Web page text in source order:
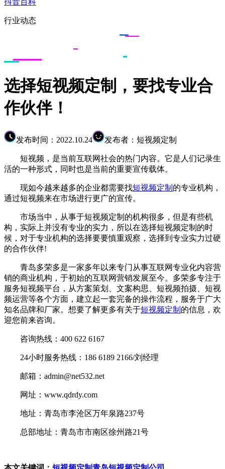
行业动态
选择短视频定制，要找专业合
作伙伴！
发布时间：2022.10.24 发布者：短视频定制
短视频，是当前互联网社会的热门内容。它是人们记录生
活的一种形式，同时也是当前的重要宣传载体。
现如今越来越多的企业都需要找短视频定制 的专业机构，
通过短视频来在市场进行更广的宣传。
市场当中，从事于短视频定制的机构很多，但是有些机
构，实际上并没有专业的实力，所以在选择短视频定制的时
候，对于专业机构的选择要要慎重观察，选择到专业实力过硬
的合作伙伴!
青岛多荣多是一家多年以来专门从事互联网专业化内容营
销的商业机构，于初始的互联网营销发展至今。多荣多专注于
服务短视频平台，从方案策划、文案构思、短视频拍摄、短视
频运营等各个方面，建立起一套完备的操作流程，服务于广大
知名品牌和厂家。想要了解更多有关于短视频定制 的信息，欢
迎您前来咨询。
咨询热线：400 622 6167
24小时服务热线：186 6189 2166/刘经理
邮箱：admin@net532.net
网址：www.qdrdy.com
地址：青岛市李沧区万年泉路237号
总部地址：青岛市市南区徐州路21号